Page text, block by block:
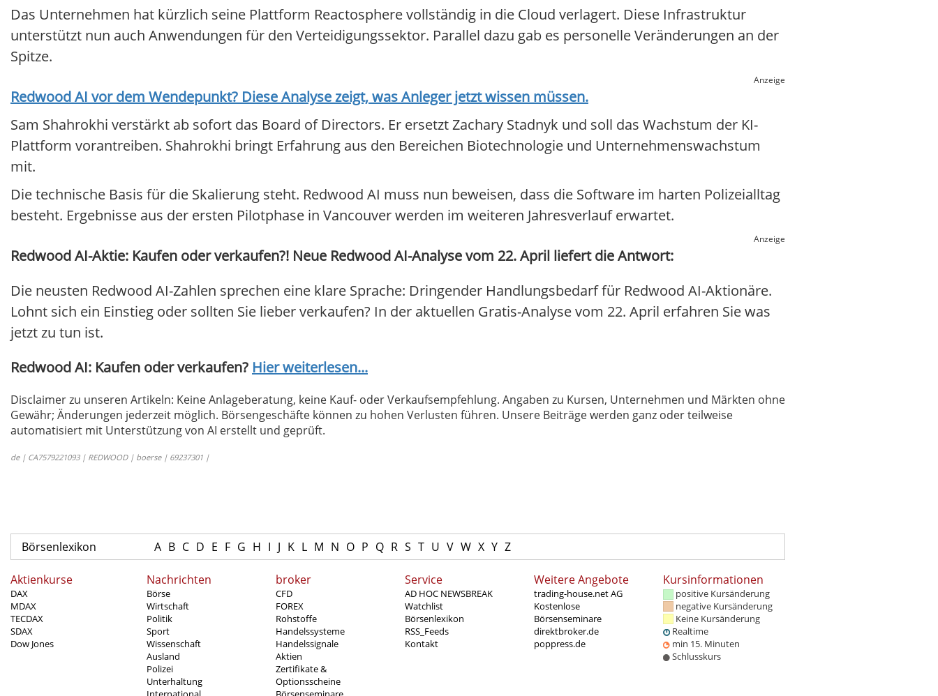
Das Unternehmen hat kürzlich seine Plattform Reactosphere vollständig in die Cloud verlagert. Diese Infrastruktur
unterstützt nun auch Anwendungen für den Verteidigungssektor. Parallel dazu gab es personelle Veränderungen an der
Spitze.
Anzeige
Redwood AI vor dem Wendepunkt? Diese Analyse zeigt, was Anleger jetzt wissen müssen.
Sam Shahrokhi verstärkt ab sofort das Board of Directors. Er ersetzt Zachary Stadnyk und soll das Wachstum der KI-
Plattform vorantreiben. Shahrokhi bringt Erfahrung aus den Bereichen Biotechnologie und Unternehmenswachstum
mit.
Die technische Basis für die Skalierung steht. Redwood AI muss nun beweisen, dass die Software im harten Polizeialltag
besteht. Ergebnisse aus der ersten Pilotphase in Vancouver werden im weiteren Jahresverlauf erwartet.
Anzeige
Redwood AI-Aktie: Kaufen oder verkaufen?! Neue Redwood AI-Analyse vom 22. April liefert die Antwort:
Die neusten Redwood AI-Zahlen sprechen eine klare Sprache: Dringender Handlungsbedarf für Redwood AI-Aktionäre.
Lohnt sich ein Einstieg oder sollten Sie lieber verkaufen? In der aktuellen Gratis-Analyse vom 22. April erfahren Sie was
jetzt zu tun ist.
Redwood AI: Kaufen oder verkaufen? Hier weiterlesen...
Disclaimer zu unseren Artikeln: Keine Anlageberatung, keine Kauf- oder Verkaufsempfehlung. Angaben zu Kursen, Unternehmen und Märkten ohne
Gewähr; Änderungen jederzeit möglich. Börsengeschäfte können zu hohen Verlusten führen. Unsere Beiträge werden ganz oder teilweise
automatisiert mit Unterstützung von AI erstellt und geprüft.
de | CA7579221093 | REDWOOD | boerse | 69237301 |
Börsenlexikon A B C D E F G H I J K L M N O P Q R S T U V W X Y Z
Aktienkurse
DAX
MDAX
TECDAX
SDAX
Dow Jones
Nachrichten
Börse
Wirtschaft
Politik
Sport
Wissenschaft
Ausland
Polizei
Unterhaltung
broker
CFD
FOREX
Rohstoffe
Handelssysteme
Handelssignale
Aktien
Zertifikate &
Optionsscheine
Service
AD HOC NEWSBREAK
Watchlist
Börsenlexikon
RSS_Feeds
Kontakt
Weitere Angebote
trading-house.net AG
Kostenlose
Börsenseminare
direktbroker.de
poppress.de
Kursinformationen
positive Kursänderung
negative Kursänderung
Keine Kursänderung
Realtime
min 15. Minuten
Schlusskurs